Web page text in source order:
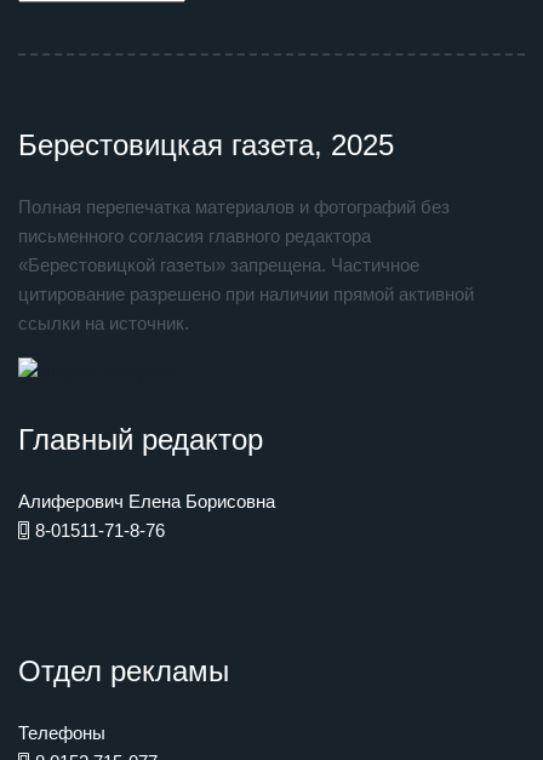
Берестовицкая газета, 2025
Полная перепечатка материалов и фотографий без
письменного согласия главного редактора
«Берестовицкой газеты» запрещена. Частичное
цитирование разрешено при наличии прямой активной
ссылки на источник.
Главный редактор
Алиферович Елена Борисовна
8-01511-71-8-76
Отдел рекламы
Телефоны